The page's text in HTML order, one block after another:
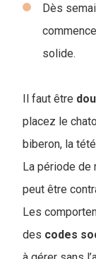
Dès
solide.
Il faut être
placez le
biberon, la
La période de
peut être
Les
des codes